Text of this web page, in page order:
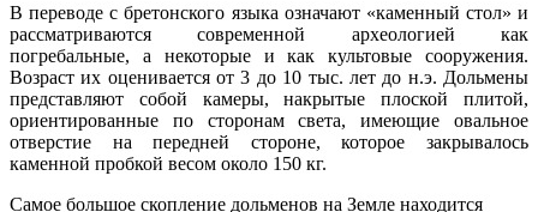
В переводе с бретонского языка означают «каменный стол» и
рассматриваются современной археологией как
погребальные, а некоторые и как культовые сооружения.
Возраст их оценивается от 3 до 10 тыс. лет до н.э. Дольмены
представляют собой камеры, накрытые плоской плитой,
ориентированные по сторонам света, имеющие овальное
отверстие на передней стороне, которое закрывалось
каменной пробкой весом около 150 кг.
Самое большое скопление дольменов на Земле находится